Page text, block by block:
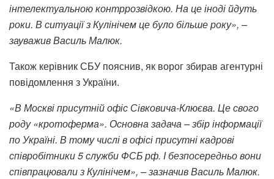
інтелектуальною контррозвідкою. На це іноді йдуть
роки. В ситуації з Кулінічем це було більше року», –
зауважив Василь Малюк.
Також керівник СБУ пояснив, як ворог збирав агентурні
повідомлення з України.
«В Москві присутній офіс Сівковича-Клюєва. Це свого
роду «кротоферма». Основна задача – збір інформації
по Україні. В тому числі в офісі присутні кадрові
співробітники 5 служби ФСБ рф. І безпосередньо вони
співпрацювали з Кулінічем», – зазначив Василь Малюк.